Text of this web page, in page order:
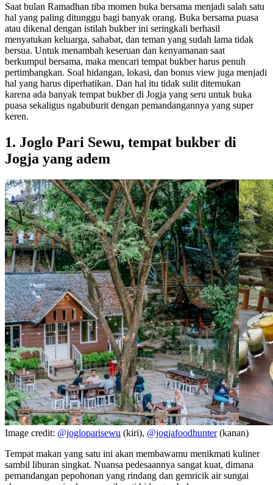
Saat bulan Ramadhan tiba momen buka bersama menjadi salah satu
hal yang paling ditunggu bagi banyak orang. Buka bersama puasa
atau dikenal dengan istilah bukber ini seringkali berhasil
menyatukan keluarga, sahabat, dan teman yang sudah lama tidak
bersua. Untuk menambah keseruan dan kenyamanan saat
berkumpul bersama, maka mencari tempat bukber harus penuh
pertimbangkan. Soal hidangan, lokasi, dan bonus view juga menjadi
hal yang harus diperhatikan. Dan hal itu tidak sulit ditemukan
karena ada banyak tempat bukber di Jogja yang seru untuk buka
puasa sekaligus ngabuburit dengan pemandangannya yang super
keren.
1. Joglo Pari Sewu, tempat bukber di
Jogja yang adem
Image credit: @jogloparisewu (kiri), @jogjafoodhunter(kanan)
Tempat makan yang satu ini akan membawamu menikmati kuliner
sambil liburan singkat. Nuansa pedesaannya sangat kuat, dimana
pemandangan pepohonan yang rindang dan gemricik air sungai